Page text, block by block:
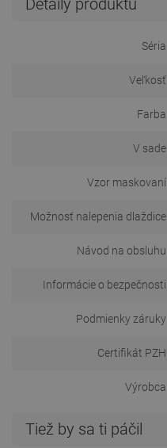
Séria
Veľkosť
Farba
V sade
Vzor maskovaní
Možnosť nalepenia dlaždice
Návod na obsluhu
Informácie o bezpečnosti
Podmienky záruky
Certifikát PZH
Výrobca
Tiež by sa ti páčil